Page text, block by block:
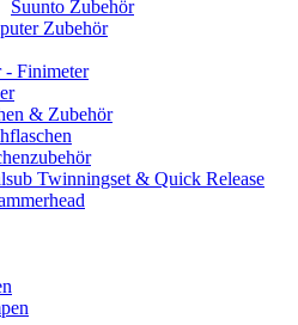
Suunto Zubehör
Zubehör
- Finimeter
& Zubehör
Twinningset & Quick Release